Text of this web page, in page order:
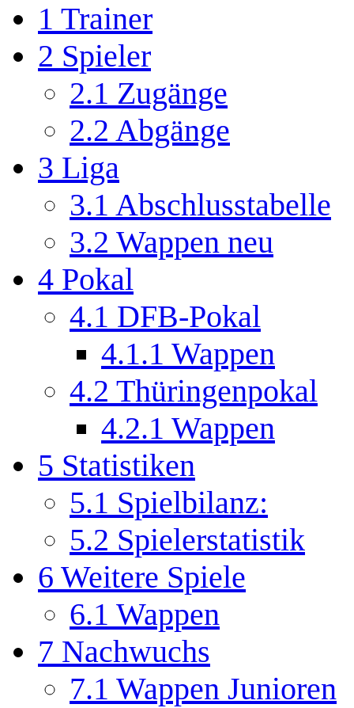
1 Trainer
2 Spieler
2.1 Zugänge
2.2 Abgänge
3 Liga
3.1 Abschlusstabelle
3.2 Wappen neu
4 Pokal
4.1 DFB-Pokal
4.1.1 Wappen
4.2 Thüringenpokal
4.2.1 Wappen
5 Statistiken
5.1 Spielbilanz:
5.2 Spielerstatistik
6 Weitere Spiele
6.1 Wappen
7 Nachwuchs
7.1 Wappen Junioren